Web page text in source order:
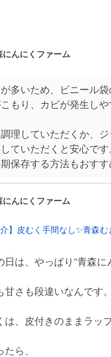
にんにくファーム
多いため、ビニール袋
もり、カビが発生し
理していただくか、
ていただくと安心です
保存する方法もおすす
にんにくファーム
】皮むく手間なし✨青森
日は、やっぱり“青森に
さも段違いなんです。
は、皮付きのままラッ
ら、